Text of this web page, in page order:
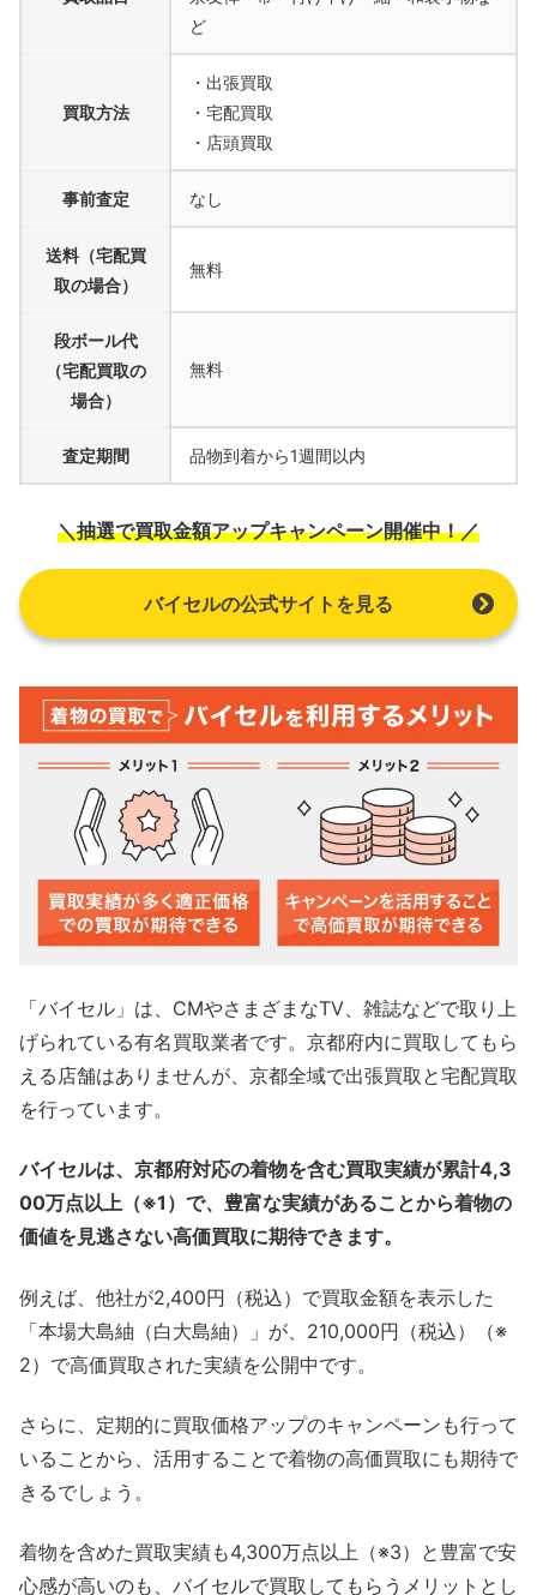
ど
買取方法
・出張買取
・宅配買取
・店頭買取
事前査定 なし
送料（宅配買
取の場合）
無料
段ボール代
（宅配買取の
場合）
無料
査定期間 品物到着から1週間以内
＼抽選で買取金額アップキャンペーン開催中！／
バイセルの公式サイトを見る
「バイセル」は、CMやさまざまなTV、雑誌などで取り上
げられている有名買取業者です。京都府内に買取してもら
える店舗はありませんが、京都全域で出張買取と宅配買取
を行っています。
バイセルは、京都府対応の着物を含む買取実績が累計4,3
00万点以上（※1）で、豊富な実績があることから着物の
価値を見逃さない高価買取に期待できます。
例えば、他社が2,400円（税込）で買取金額を表示した
「本場大島紬（白大島紬）」が、210,000円（税込）（※
2）で高価買取された実績を公開中です。
さらに、定期的に買取価格アップのキャンペーンも行って
いることから、活用することで着物の高価買取にも期待で
きるでしょう。
着物を含めた買取実績も4,300万点以上（※3）と豊富で安
心感が高いのも、バイセルで買取してもらうメリットとし